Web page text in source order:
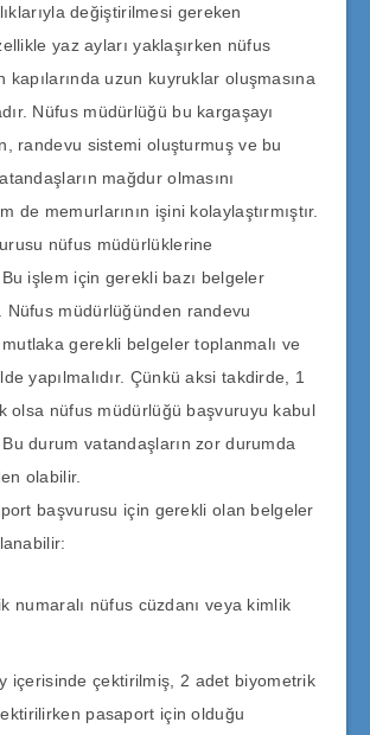
değiştirilmesi gereken
yaz ayları yaklaşırken nüfus
kapılarında uzun kuyruklar oluşmasına
Nüfus müdürlüğü bu kargaşayı
randevu sistemi oluşturmuş ve bu
mağdur olmasını
de memurlarının işini kolaylaştırmıştır.
nüfus müdürlüklerine
Bu işlem için gerekli bazı belgeler
Nüfus müdürlüğünden randevu
gerekli belgeler toplanmalı ve
yapılmalıdır. Çünkü aksi takdirde, 1
olsa nüfus müdürlüğü başvuruyu kabul
durum vatandaşların zor durumda
olabilir.
başvurusu için gerekli olan belgeler
numaralı nüfus cüzdanı veya kimlik
içerisinde çektirilmiş, 2 adet biyometrik
pasaport için olduğu